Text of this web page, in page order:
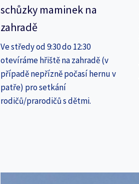
schůzky maminek na
zahradě
Ve středy od 9:30 do 12:30
otevíráme hřiště na zahradě (v
případě nepřízně počasí hernu v
patře) pro setkání
rodičů/prarodičů s dětmi.